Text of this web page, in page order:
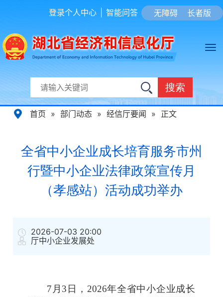
无障碍 长者版
登录个人中心 智能问答
搜索
首页 » 部门动态 » 经信厅要闻 » 正文
全省中小企业成长培育服务市州
行暨中小企业法律政策宣传月
（孝感站）活动成功举办
2026-07-03 20:00
厅中小企业发展处
7月3日，2026年全省中小企业成长